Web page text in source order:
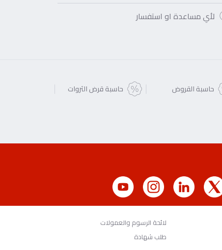
لأي مساعدة او استفسار
حاسبة القروض
حاسبة قرض الثروات
لائحة الرسوم والعمولات
طلب شهادة